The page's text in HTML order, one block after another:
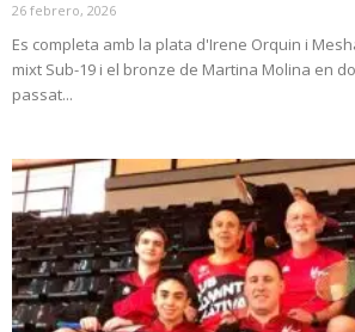
26 febrero, 2026
Es completa amb la plata d'Irene Orquin i
mixt Sub-19 i el bronze de Martina Molina en
passat...